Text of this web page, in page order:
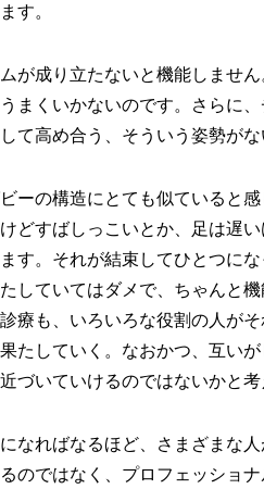
す。
が成り立たないと機能しませ
まくいかないのです。さらに
て高め合う、そういう姿勢が
ーの構造にとても似ていると
どすばしっこいとか、足は遅
す。それが結束してひとつに
していてはダメで、ちゃんと
療も、いろいろな役割の人が
たしていく。なおかつ、互い
づいていけるのではないかと考
なればなるほど、さまざまな
のではなく、プロフェッショ